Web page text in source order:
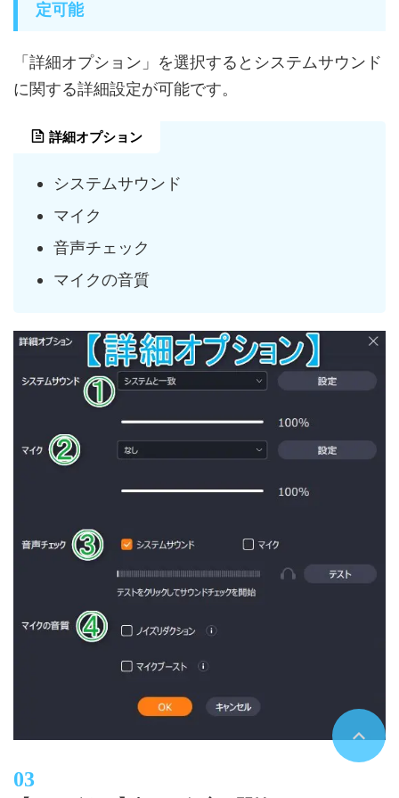
定可能
「詳細オプション」を選択するとシステムサウンド
に関する詳細設定が可能です。
詳細オプション
システムサウンド
マイク
音声チェック
マイクの音質